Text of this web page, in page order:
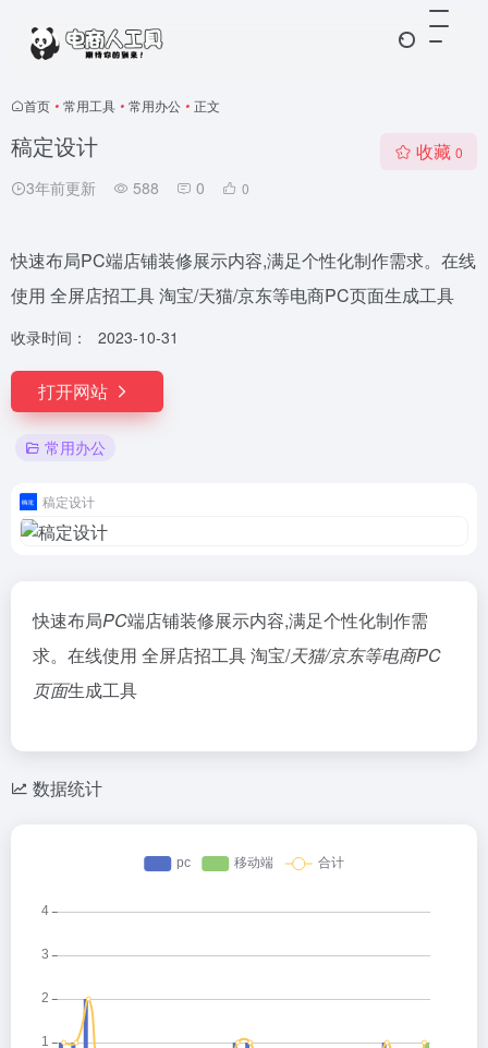
首页 • 常用工具 • 常用办公 • 正文
稿定设计
3年前更新 588 0 0
收藏 0
快速布局PC端店铺装修展示内容,满足个性化制作需求。在线
使用 全屏店招工具 淘宝/天猫/京东等电商PC页面生成工具
收录时间： 2023-10-31
打开网站
常用办公
稿定设计
快速布局PC端店铺装修展示内容,满足个性化制作需
求。在线使用 全屏店招工具 淘宝/天猫/京东等电商PC
页面生成工具
数据统计